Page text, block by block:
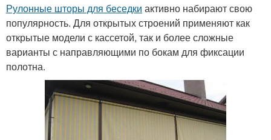
Рулонные шторы для беседки активно набирают свою
популярность. Для открытых строений применяют как
открытые модели с кассетой, так и более сложные
варианты с направляющими по бокам для фиксации
полотна.